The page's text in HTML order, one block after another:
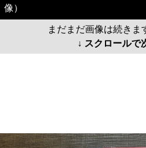
像）
まだまだ画像は続きま
↓ スクロールで